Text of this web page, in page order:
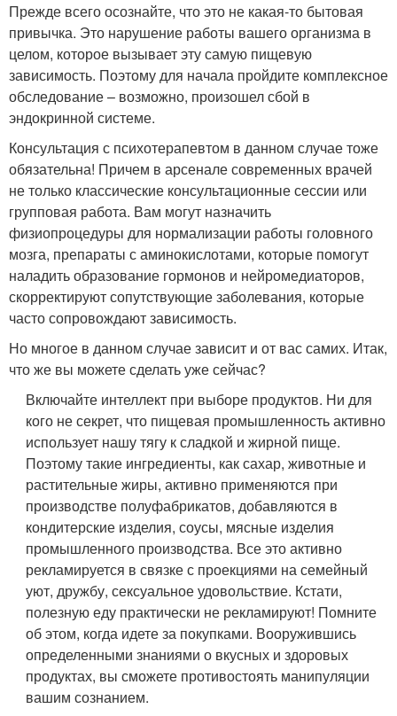
Прежде всего осознайте, что это не какая-то бытовая
привычка. Это нарушение работы вашего организма в
целом, которое вызывает эту самую пищевую
зависимость. Поэтому для начала пройдите комплексное
обследование – возможно, произошел сбой в
эндокринной системе.
Консультация с психотерапевтом в данном случае тоже
обязательна! Причем в арсенале современных врачей
не только классические консультационные сессии или
групповая работа. Вам могут назначить
физиопроцедуры для нормализации работы головного
мозга, препараты с аминокислотами, которые помогут
наладить образование гормонов и нейромедиаторов,
скорректируют сопутствующие заболевания, которые
часто сопровождают зависимость.
Но многое в данном случае зависит и от вас самих. Итак,
что же вы можете сделать уже сейчас?
Включайте интеллект при выборе продуктов. Ни для
кого не секрет, что пищевая промышленность активно
использует нашу тягу к сладкой и жирной пище.
Поэтому такие ингредиенты, как сахар, животные и
растительные жиры, активно применяются при
производстве полуфабрикатов, добавляются в
кондитерские изделия, соусы, мясные изделия
промышленного производства. Все это активно
рекламируется в связке с проекциями на семейный
уют, дружбу, сексуальное удовольствие. Кстати,
полезную еду практически не рекламируют! Помните
об этом, когда идете за покупками. Вооружившись
определенными знаниями о вкусных и здоровых
продуктах, вы сможете противостоять манипуляции
вашим сознанием.